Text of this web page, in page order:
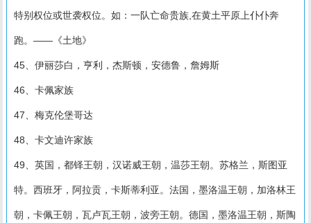
特别权位或世袭权位。如：一队亡命贵族,在黄土平原上仆仆奔
跑。——《土地》
45、伊丽莎白，亨利，杰斯顿，安德鲁，詹姆斯
46、卡佩家族
47、梅克伦堡哥达
48、卡文迪许家族
49、英国，都铎王朝，汉诺威王朝，温莎王朝。苏格兰，斯图亚
特。西班牙，阿拉贡，卡斯蒂利亚。法国，墨洛温王朝，加洛林王
朝，卡佩王朝，瓦卢瓦王朝，波旁王朝。德国，墨洛温王朝，斯陶